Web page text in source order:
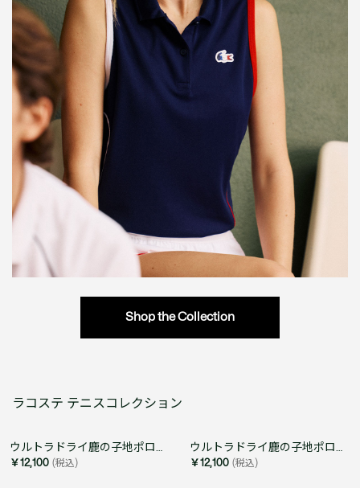
Shop the Collection
ラコステ テニスコレクション
￥12,100 (税込) ￥12,100 (税込)